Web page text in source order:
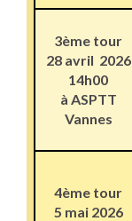
3ème tour
28 avril 2026
14h00
à ASPTT
Vannes
4ème tour
5 mai 2026